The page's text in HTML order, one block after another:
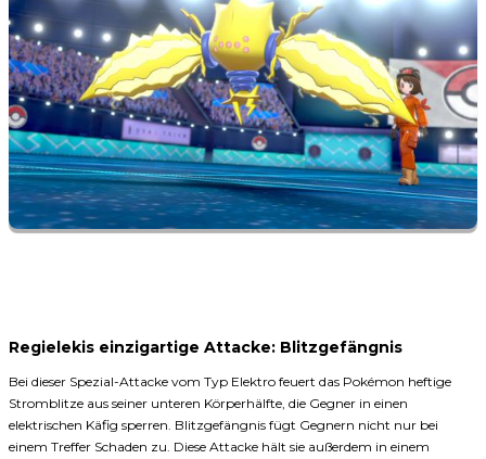
Regielekis einzigartige Attacke: Blitzgefängnis
Bei dieser Spezial-Attacke vom Typ Elektro feuert das Pokémon heftige
Stromblitze aus seiner unteren Körperhälfte, die Gegner in einen
elektrischen Käfig sperren. Blitzgefängnis fügt Gegnern nicht nur bei
einem Treffer Schaden zu. Diese Attacke hält sie außerdem in einem